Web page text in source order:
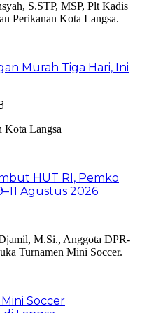
Murah Tiga Hari, Ini
HUT RI, Pemko
Agustus 2026
Soccer